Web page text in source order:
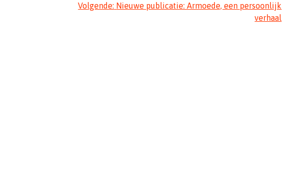
Volgende: Nieuwe publicatie: Armoede, een persoonlijk
verhaal